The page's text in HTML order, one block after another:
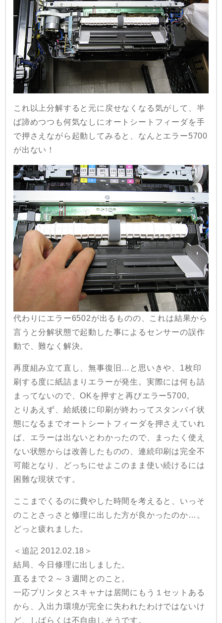
これ以上分解すると元に戻せなくなる気がして、半
ば諦めつつも何気なしにオートシートフィーダを手
で押さえながら起動してみると、なんとエラー5700
が出ない！
代わりにエラー6502が出るものの、これは結果から
言うと分解状態で起動した事によるセンサーの誤作
動で、難なく解決。
再度組み立て直し、無事復旧…と思いきや、1枚印
刷する度に紙詰まりエラーが発生。実際には何も詰
まってないので、OKを押すと再びエラー5700。
とりあえず、給紙後に印刷が終わってスタンバイ状
態になるまでオートシートフィーダを押さえていれ
ば、エラーは出ないとわかったので、まったく使え
ない状態からは改善したものの、連続印刷は完全不
可能となり、どっちにせよこのまま使い続けるには
困難な現状です。
ここまでくるのに費やした時間を考えると、いっそ
のことさっさと修理に出した方が良かったのか…。
どっと疲れました。
＜追記 2012.02.18＞
結局、今日修理に出しました。
直るまで２～３週間とのこと。
一応プリンタとスキャナは居間にもう１セットある
から、入出力環境が完全に失われたわけではないけ
ど、しばらくは不自由しそうです。